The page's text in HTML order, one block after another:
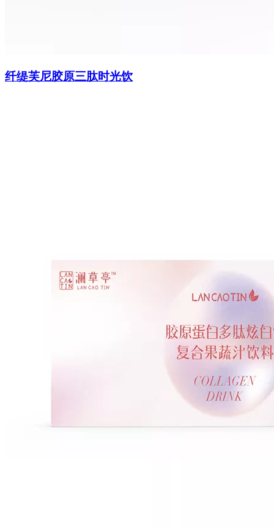
纤缇芙尼胶原三肽时光饮